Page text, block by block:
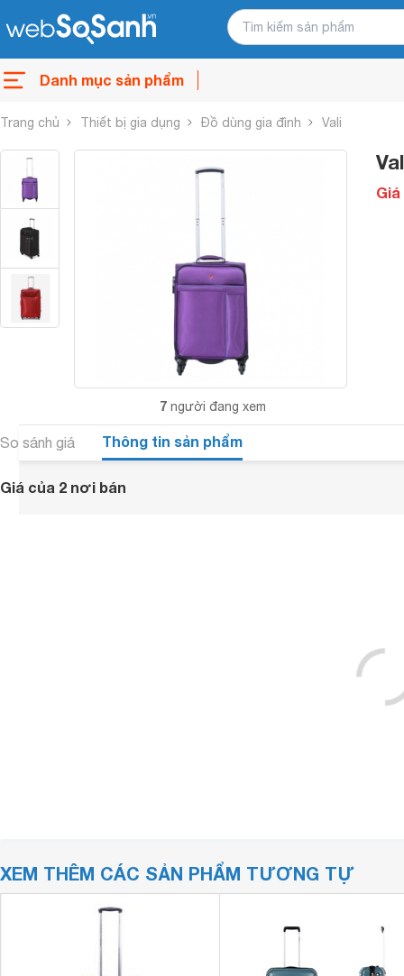
Danh mục sản phẩm
Trang chủ Thiết bị gia dụng Đồ dùng gia đình Vali
7 người đang xem
Giá
So sánh giá Thông tin sản phẩm
Giá của 2 nơi bán
XEM THÊM CÁC SẢN PHẨM TƯƠNG TỰ